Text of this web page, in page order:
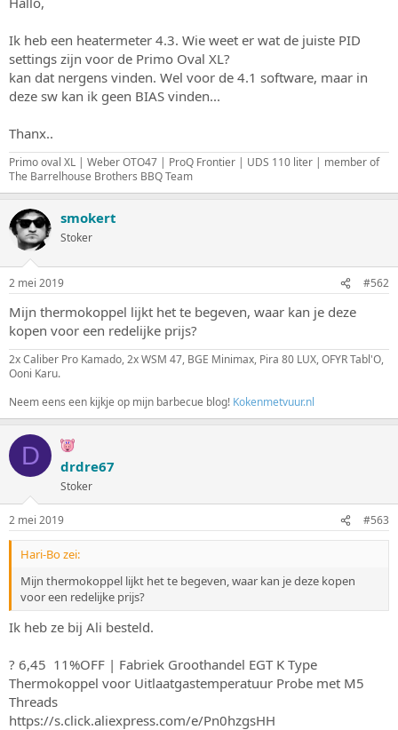
s
a
r
t
r
Ik heb een heatermeter 4.3. Wie weet er wat de juiste PID
settings zijn voor de Primo Oval XL?
kan dat nergens vinden. Wel voor de 4.1 software, maar in
deze sw kan ik geen BIAS vinden...
Thanx..
Primo oval XL | Weber OTO47 | ProQ Frontier | UDS 110 liter | member of
The Barrelhouse Brothers BBQ Team
smokert
Stoker
2 mei 2019 #562
Mijn thermokoppel lijkt het te begeven, waar kan je deze
kopen voor een redelijke prijs?
2x Caliber Pro Kamado, 2x WSM 47, BGE Minimax, Pira 80 LUX, OFYR Tabl'O,
Ooni Karu.
Neem eens een kijkje op mijn barbecue blog! Kokenmetvuur.nl
D drdre67
Stoker
2 mei 2019 #563
Hari-Bo zei:
Mijn thermokoppel lijkt het te begeven, waar kan je deze kopen
voor een redelijke prijs?
Ik heb ze bij Ali besteld.
? 6,45 11%OFF | Fabriek Groothandel EGT K Type
Thermokoppel voor Uitlaatgastemperatuur Probe met M5
Threads
https://s.click.aliexpress.com/e/Pn0hzgsHH